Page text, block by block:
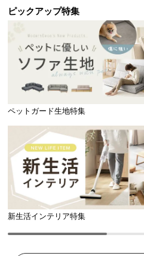
ピックアップ特集
ペットガード生地特集
新生活インテリア特集